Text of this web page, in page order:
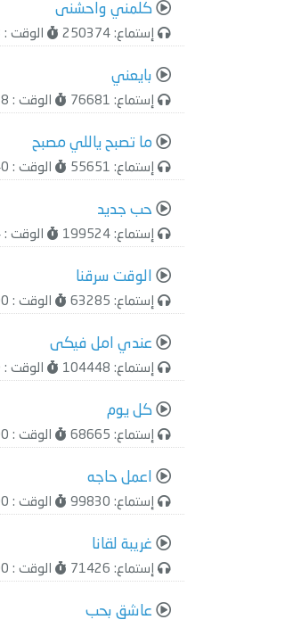
كلمني واحشنى
إستماع: 250374 الوقت : 04:58
بايعني
إستماع: 76681 الوقت : 04:28
ما تصبح ياللي مصبح
إستماع: 55651 الوقت : 03:40
حب جديد
إستماع: 199524 الوقت : 03:34
الوقت سرقنا
إستماع: 63285 الوقت : 00:00
عندي امل فيكى
إستماع: 104448 الوقت : 00:00
كل يوم
إستماع: 68665 الوقت : 00:00
اعمل حاجه
إستماع: 99830 الوقت : 00:00
غريبة لقانا
إستماع: 71426 الوقت : 00:00
عاشق بحب